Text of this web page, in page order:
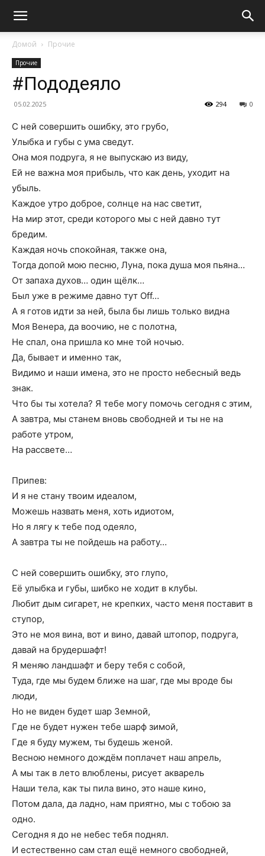
Домой Прочие
Прочие
#Пододеяло
05.02.2025 0
294
С ней совершить ошибку, это грубо,
Улыбка и губы с ума сведут.
Она моя подруга, я не выпускаю из виду,
Ей не важна моя прибыль, что как день, уходит на
убыль.
Каждое утро доброе, солнце на нас светит,
На мир этот, среди которого мы с ней давно тут
бредим.
Каждая ночь спокойная, также она,
Тогда допой мою песню, Луна, пока душа моя пьяна…
От запаха духов… один щёлк…
Был уже в режиме давно тут Off…
А я готов идти за ней, была бы лишь только видна
Моя Венера, да воочию, не с полотна,
Не спал, она пришла ко мне той ночью.
Да, бывает и именно так,
Видимо и наши имена, это не просто небесный ведь
знак.
Что бы ты хотела? Я тебе могу помочь сегодня с этим,
А завтра, мы станем вновь свободней и ты не на
работе утром,
На рассвете…
Припев:
И я не стану твоим идеалом,
Можешь назвать меня, хоть идиотом,
Но я лягу к тебе под одеяло,
А завтра ты не пойдешь на работу…
С ней совершить ошибку, это глупо,
Её улыбка и губы, шибко не ходит в клубы.
Любит дым сигарет, не крепких, часто меня поставит в
ступор,
Это не моя вина, вот и вино, давай штопор, подруга,
давай на брудершафт!
Я меняю ландшафт и беру тебя с собой,
Туда, где мы будем ближе на шаг, где мы вроде бы
люди,
Но не виден будет шар Земной,
Где не будет нужен тебе шарф зимой,
Где я буду мужем, ты будешь женой.
Весною немного дождём поплачет наш апрель,
А мы так в лето влюблены, рисует акварель
Наши тела, как ты пила вино, это наше кино,
Потом дала, да ладно, нам приятно, мы с тобою за
одно.
Сегодня я до не небес тебя поднял.
И естественно сам стал ещё немного свободней,